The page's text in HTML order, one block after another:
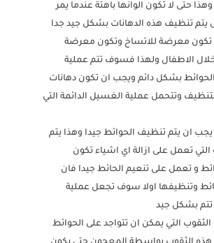
حتى لا تكون الوانها باهتة عندما يمر
يتم تنظيف هذه الدهانات بشكل جيد جدا
تكون معرضة للاتساخ وتكون معرضة
خلال الاطفال ولهذا فسوف تتم عملية
بشكل دائم ويجب ان تكون دهانات
وتتحمل عملية الغسيل الدائمة التي
ان يتم تنظيف الحوائط جيدا وهذا يتم
تعمل على ازالة اي اشياء تكون
و تعمل على تنعيم الحائط جيدا فان
وتنظيفها اولا سوف تجعل عملية
تتم بشكل جيد
التي يمكن ان تتواجد على الحوائط